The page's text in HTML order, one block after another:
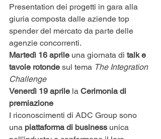
Presentation dei progetti in gara alla
giuria composta dalle aziende top
spender del mercato da parte delle
agenzie concorrenti.
Martedì 16 aprile una giornata di talk e
tavole rotonde sul tema The Integration
Challenge
Venerdì 19 aprile la Cerimonia di
premiazione
I riconoscimenti di ADC Group sono
una piattaforma di business unica